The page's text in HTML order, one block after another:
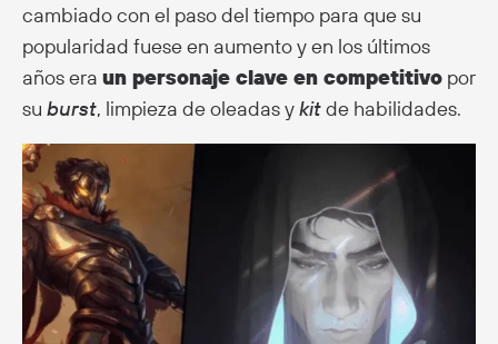
cambiado con el paso del tiempo para que su
popularidad fuese en aumento y en los últimos
años era un personaje clave en competitivo por
su burst, limpieza de oleadas ykitde habilidades.